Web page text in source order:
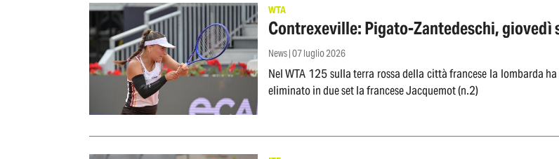
WTA
Contrexeville: Pigato-Zantedeschi, giovedì
News | 07 luglio 2026
Nel WTA 125 sulla terra rossa della città francese la lombarda
eliminato in due set la francese Jacquemot (n.2)